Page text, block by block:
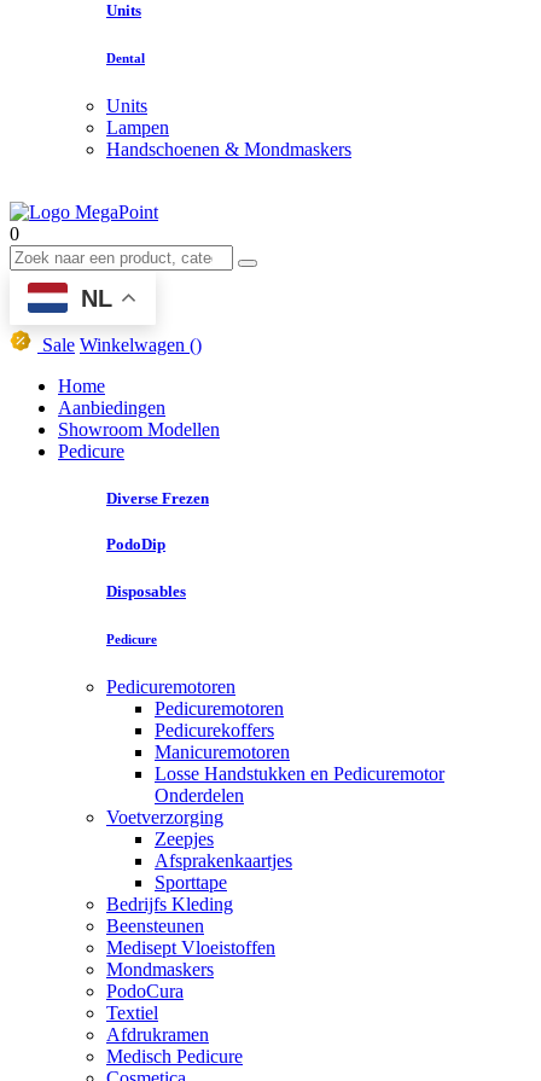
Units
Dental
Units
Lampen
Handschoenen & Mondmaskers
0
NL
Sale Winkelwagen ()
Home
Aanbiedingen
Showroom Modellen
Pedicure
Diverse Frezen
PodoDip
Disposables
Pedicure
Pedicuremotoren
Pedicuremotoren
Pedicurekoffers
Manicuremotoren
Losse Handstukken en Pedicuremotor
Onderdelen
Voetverzorging
Zeepjes
Afsprakenkaartjes
Sporttape
Bedrijfs Kleding
Beensteunen
Medisept Vloeistoffen
Mondmaskers
PodoCura
Textiel
Afdrukramen
Medisch Pedicure